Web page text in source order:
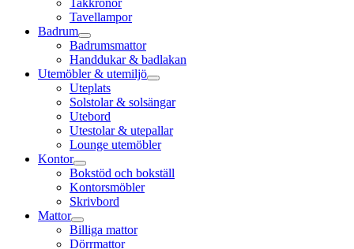
Takkronor
Tavellampor
Badrum
Badrumsmattor
Handdukar & badlakan
Utemöbler & utemiljö
Uteplats
Solstolar & solsängar
Utebord
Utestolar & utepallar
Lounge utemöbler
Kontor
Bokstöd och bokställ
Kontorsmöbler
Skrivbord
Mattor
Billiga mattor
Dörrmattor